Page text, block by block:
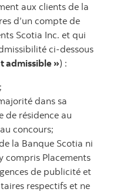
aux clients de la
d’un compte de
Scotia Inc. et qui
ci-dessous
admissible ») :
dans sa
de résidence au
concours;
la Banque Scotia ni
compris Placements
de publicité et
respectifs et ne